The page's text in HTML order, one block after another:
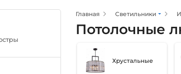
Главная Светильники
Потолочные
Хрустальные